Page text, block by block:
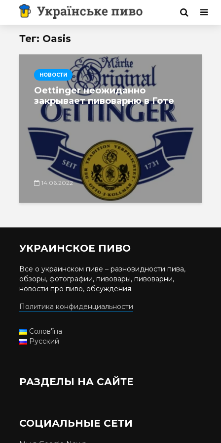
Тег: Oasis
НОВОСТИ
Oettinger неожиданно
закрывает пивоварню в Готе
14.06.2022
УКРАИНСКОЕ ПИВО
Все о украинском пиве – разновидности пива,
обзоры, фотографии, пивовары, пивоварни,
новости про пиво, обсуждения.
Политика конфиденциальности
Солов'їна
Русский
РАЗДЕЛЫ НА САЙТЕ
СОЦИАЛЬНЫЕ СЕТИ